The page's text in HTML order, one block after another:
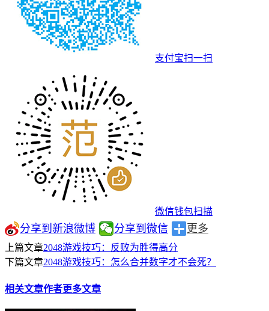
支付宝扫一扫
微信钱包扫描
分享到新浪微博 分享到微信 更多
上篇文章2048游戏技巧：反败为胜得高分
下篇文章2048游戏技巧：怎么合并数字才不会死？
相关文章作者更多文章